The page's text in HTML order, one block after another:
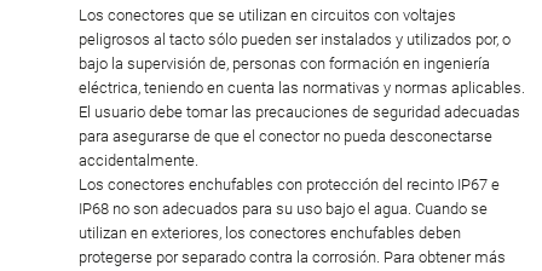
Los conectores que se utilizan en circuitos con voltajes
peligrosos al tacto sólo pueden ser instalados y utilizados por, o
bajo la supervisión de, personas con formación en ingeniería
eléctrica, teniendo en cuenta las normativas y normas aplicables.
El usuario debe tomar las precauciones de seguridad adecuadas
para asegurarse de que el conector no pueda desconectarse
accidentalmente.
Los conectores enchufables con protección del recinto IP67 e
IP68 no son adecuados para su uso bajo el agua. Cuando se
utilizan en exteriores, los conectores enchufables deben
protegerse por separado contra la corrosión. Para obtener más